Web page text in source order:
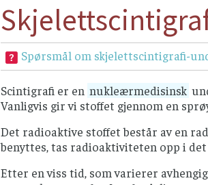
Spørsmål om skjelettscintigrafi-
Scintigrafi er en nukleærmedisinsk
Vanligvis gir vi stoffet gjennom en
Det radioaktive stoffet består av en
benyttes, tas radioaktiviteten opp i
Etter en viss tid, som varierer